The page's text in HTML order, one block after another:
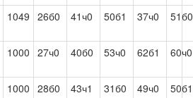
1049 26б0 41ч0 50б1 37ч0 51б0
1000 27ч0 40б0 53ч0 62б1 60ч0
1000 28б0 43ч1 31б0 49ч0 50б1